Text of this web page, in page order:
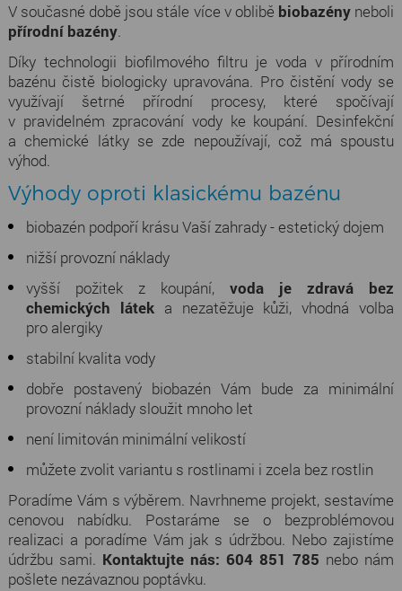
V současné době jsou stále více v oblibě biobazényneboli
přírodní bazény.
Díky technologii biofilmového filtru je voda v přírodním
bazénu čistě biologicky upravována. Pro čistění vody se
využívají šetrné přírodní procesy, které spočívají
v pravidelném zpracování vody ke koupání. Desinfekční
a chemické látky se zde nepoužívají, což má spoustu
výhod.
Výhody oproti klasickému bazénu
biobazén podpoří krásu Vaší zahrady - estetický dojem
nižší provozní náklady
vyšší požitek z koupání, voda je zdravá bez
chemických láteka nezatěžuje kůži, vhodná volba
pro alergiky
stabilní kvalita vody
dobře postavený biobazén Vám bude za minimální
provozní náklady sloužit mnoho let
není limitován minimální velikostí
můžete zvolit variantu s rostlinami i zcela bez rostlin
Poradíme Vám s výběrem. Navrhneme projekt, sestavíme
cenovou nabídku. Postaráme se o bezproblémovou
realizaci a poradíme Vám jak s údržbou. Nebo zajistíme
údržbu sami. Kontaktujte nás: 604 851 785 nebo nám
pošlete nezávaznou poptávku.